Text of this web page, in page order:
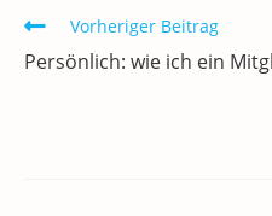
o
o
n
Weitere
ansehen
Vorheriger Beitrag
Persönlich: wie ich ein